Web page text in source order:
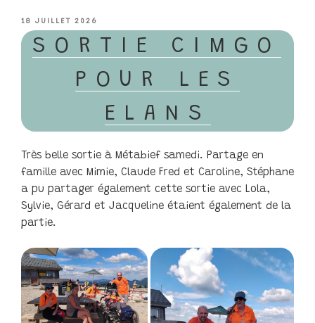
PUBLIÉ
LE
18 JUILLET 2026
SORTIE CIMGO
POUR LES
ELANS
Très belle sortie à Métabief samedi. Partage en
famille avec Mimie, Claude Fred et Caroline, Stéphane
a pu partager également cette sortie avec Lola,
Sylvie, Gérard et Jacqueline étaient également de la
partie.